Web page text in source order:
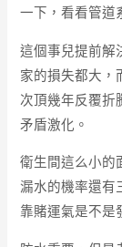
一下，看看管道
這個事兒提前解
家的損失都大，
次頂幾年反覆折
矛盾激化。
衛生間這么小的
漏水的機率還有
靠賭運氣是不是